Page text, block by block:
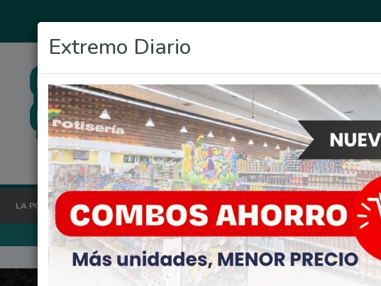
LA POSTA HOY OCIO DEPORTES FIGHIERA GENERAL LAGOS POLICIALES
Extremo Diario